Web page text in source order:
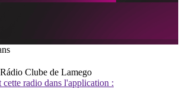
Rádio Clube de Lamego
cette radio dans l'application :